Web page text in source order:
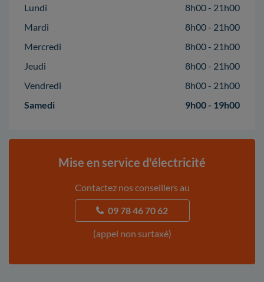
Lundi
8h00 - 21h00
Mardi
8h00 - 21h00
Mercredi
8h00 - 21h00
Jeudi
8h00 - 21h00
Vendredi
8h00 - 21h00
Samedi
9h00 - 19h00
Mise en service d'électricité
Contactez nos conseillers au
09 78 46 70 62
(appel non surtaxé)